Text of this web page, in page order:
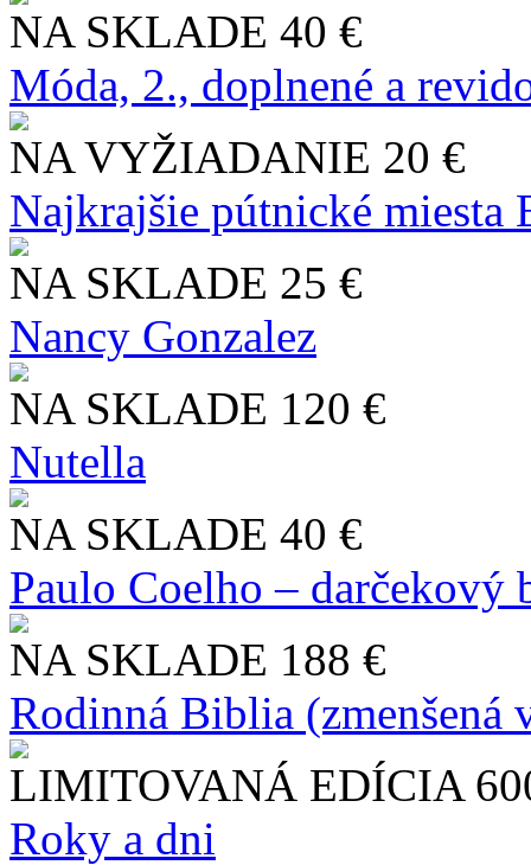
NA SKLADE 40 €
Móda, 2., doplnené a
NA VYŽIADANIE 20 €
Najkrajšie pútnické miesta
NA SKLADE 25 €
Nancy Gonzalez
NA SKLADE 120 €
Nutella
NA SKLADE 40 €
Paulo Coelho – darčekový
NA SKLADE 188 €
Rodinná Biblia (zmenšená
LIMITOVANÁ EDÍCIA
Roky a dni